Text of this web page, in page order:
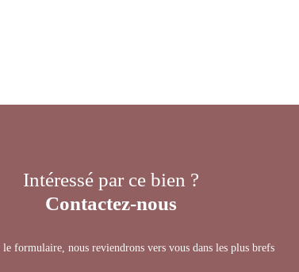
Intéressé par ce bien ?
Contactez-nous
formulaire, nous reviendrons vers vous dans les plus brefs